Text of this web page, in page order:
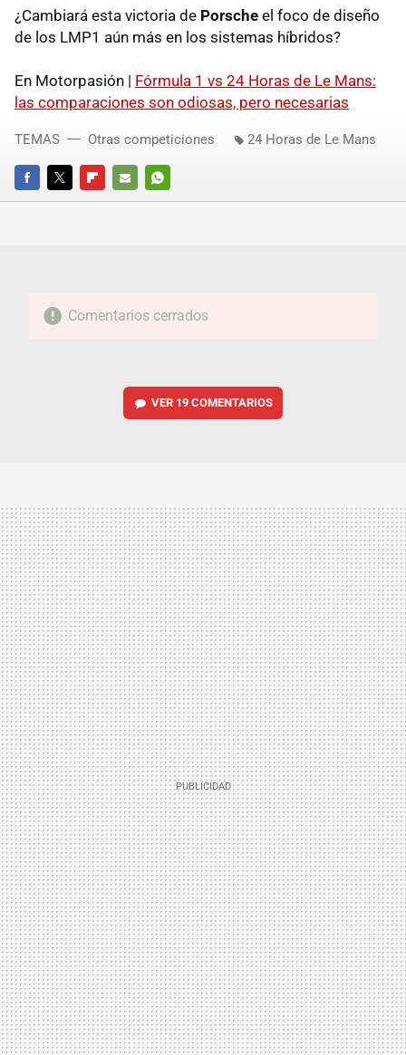
¿Cambiará esta victoria de Porsche el foco de diseño
de los LMP1 aún más en los sistemas híbridos?
En Motorpasión | Fórmula 1 vs 24 Horas de Le Mans:
las comparaciones son odiosas, pero necesarias
FACEBOOKTWITTERFLIPBOARD
E-
WHATSAPP
TEMAS Otras competiciones 24 Horas de Le Mans
Comentarios cerrados
VER 19 COMENTARIOS